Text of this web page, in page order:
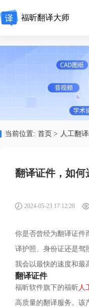
福昕翻译大师
当前位置: 首页 > 人工翻
翻译证件，如何
2024-05-23 17:12:28
你是否曾经为翻译证件
译护照、身份证还是驾
我会以最快的速度和最
翻译证件
福昕软件旗下的福昕人
高质量的翻译服务。该